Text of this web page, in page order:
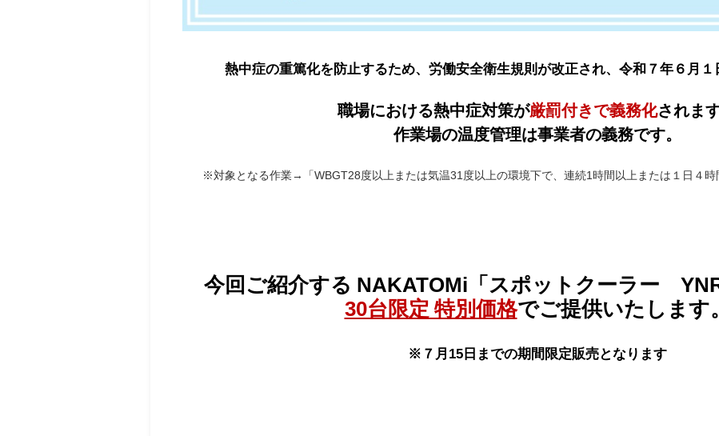
熱中症の重篤化を防止するため、労働安全衛生規則が改正され、令和７年６月１
職場における熱中症対策が厳罰付きで義務化されます
作業場の温度管理は事業者の義務です。
※対象となる作業→「WBGT28度以上または気温31度以上の環境下で、連続1時間以上または１日４
今回ご紹介する NAKATOMi「スポットクーラー
30台限定 特別価格でご提供いたします
※７月15日までの期間限定販売となります